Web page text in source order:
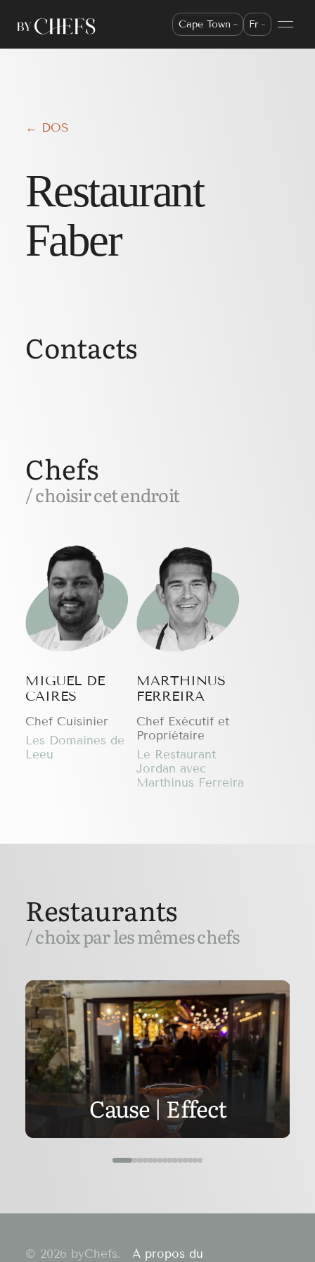
Cape Town Fr
← DOS
Restaurant
Faber
Chefs
/ choisir cet endroit
MIGUEL DE
CAIRES
Chef Cuisinier
Les Domaines de
Leeu
MARTHINUS
FERREIRA
Chef Exécutif et
Propriétaire
Le Restaurant
Jordan avec
Marthinus Ferreira
Contacts
Restaurants
/ choix par les mêmes chefs
Cause | Effect
© 2026 byChefs.
À propos du